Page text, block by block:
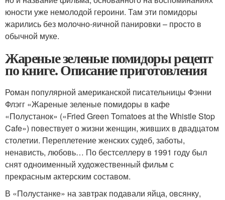
юности уже немолодой героини. Там эти помидоры
жарились без молочно-яичной панировки – просто в
обычной муке.
Жареные зеленые помидоры рецепт
по книге. Описание приготовления
Роман популярной американской писательницы Фэнни
Флэгг «Жареные зеленые помидоры в кафе
«Полустанок» («Fried Green Tomatoes at the Whistle Stop
Cafe») повествует о жизни женщин, живших в двадцатом
столетии. Переплетение женских судеб, заботы,
ненависть, любовь… По бестселлеру в 1991 году был
снят одноименный художественный фильм с
прекрасным актерским составом.
В «Полустанке» на завтрак подавали яйца, овсянку,